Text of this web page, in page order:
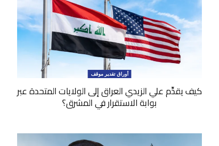
أوراق تقدير موقف
كيف يقدِّم علي الزيدي العراق إلى الولايات المتحدة عبر
بوابة الاستقرار في المشرق؟